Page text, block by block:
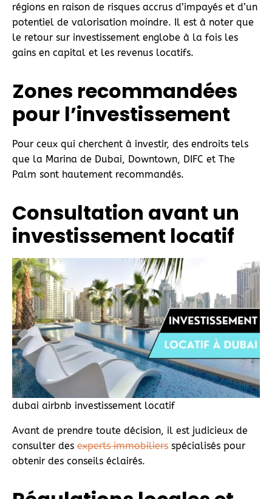
régions en raison de risques accrus d’impayés et d’un
potentiel de valorisation moindre. Il est à noter que
le retour sur investissement englobe à la fois les
gains en capital et les revenus locatifs.
Zones recommandées
pour l’investissement
Pour ceux qui cherchent à investir, des endroits tels
que la Marina de Dubai, Downtown, DIFC et The
Palm sont hautement recommandés.
Consultation avant un
investissement locatif
dubai airbnb investissement locatif
Avant de prendre toute décision, il est judicieux de
consulter des experts immobiliers spécialisés pour
obtenir des conseils éclairés.